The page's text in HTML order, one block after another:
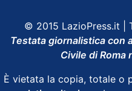
© 2015 LazioPress.it |
Testata giornalistica con
Civile di Roma
È vietata la copia, totale o